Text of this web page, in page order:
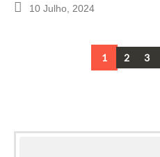
10 Julho, 2024
Navegação
artigos
1 2 3